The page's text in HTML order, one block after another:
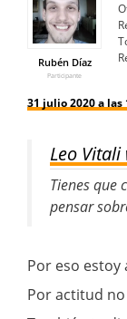
Rubén Díaz
Participante
31 julio 2020 a las
Leo
Tienes que
pensar
Por eso
Por actitud